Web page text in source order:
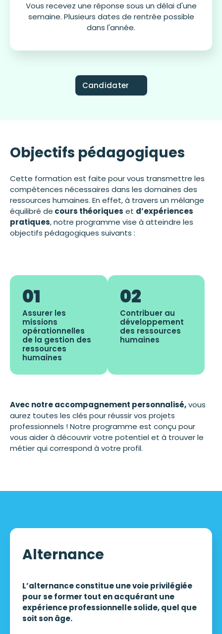
Vous recevez une réponse sous un délai d'une
semaine. Plusieurs dates de rentrée possible
dans l'année.
Candidater
Objectifs pédagogiques
Cette formation est faite pour vous transmettre les
compétences nécessaires dans les domaines des
ressources humaines. En effet, à travers un mélange
équilibré de cours théoriques et d’expériences
pratiques, notre programme vise à atteindre les
objectifs pédagogiques suivants :
01
Assurer les
missions
opérationnelles
de la gestion des
ressources
humaines
02
Contribuer au
développement
des ressources
humaines
Avec notre accompagnement personnalisé,vous
aurez toutes les clés pour réussir vos projets
professionnels ! Notre programme est conçu pour
vous aider à découvrir votre potentiel et à trouver le
métier qui correspond à votre profil.
Alternance
L’alternance constitue une voie privilégiée
pour se former tout en acquérant une
expérience professionnelle solide, quel que
soit son âge.